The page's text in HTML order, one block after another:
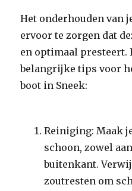
Het onderhouden van
ervoor te zorgen dat
en optimaal presteert.
belangrijke tips voor
boot in Sneek:
Reiniging: Maak
schoon, zowel
buitenkant.
zoutresten om